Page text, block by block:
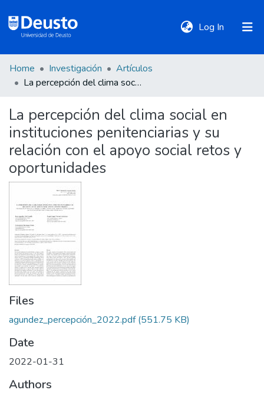
Log In (current)
DeustoTeka
Communities
&
Collections
All of DSpace
Statistics
Policies
Home Investigación
Artículos
La percepción del clima social en instituciones penitenciarias y su relación con el apoyo social retos y oportunidades
La percepción del clima social en
instituciones penitenciarias y su
relación con el apoyo social retos y
oportunidades
Files
agundez_percepción_2022.pdf(551.75 KB)
Date
2022-01-31
Authors